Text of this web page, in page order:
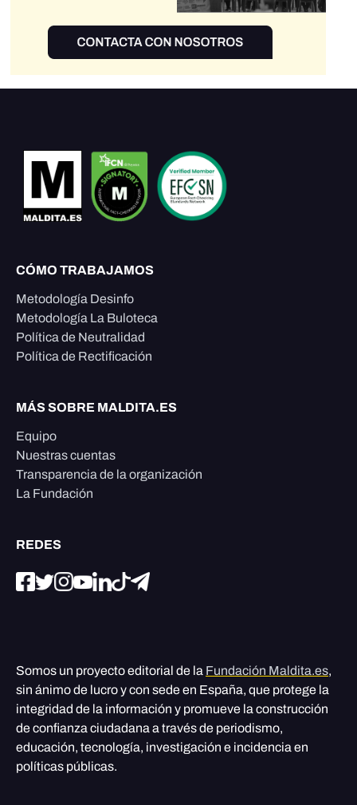
CÓMO TRABAJAMOS
Metodología Desinfo
Metodología La Buloteca
Política de Neutralidad
Política de Rectificación
MÁS SOBRE MALDITA.ES
Equipo
Nuestras cuentas
Transparencia de la organización
La Fundación
REDES
Somos un proyecto editorial de la Fundación Maldita.es,
sin ánimo de lucro y con sede en España, que protege la
integridad de la información y promueve la construcción
de confianza ciudadana a través de periodismo,
educación, tecnología, investigación e incidencia en
políticas públicas.